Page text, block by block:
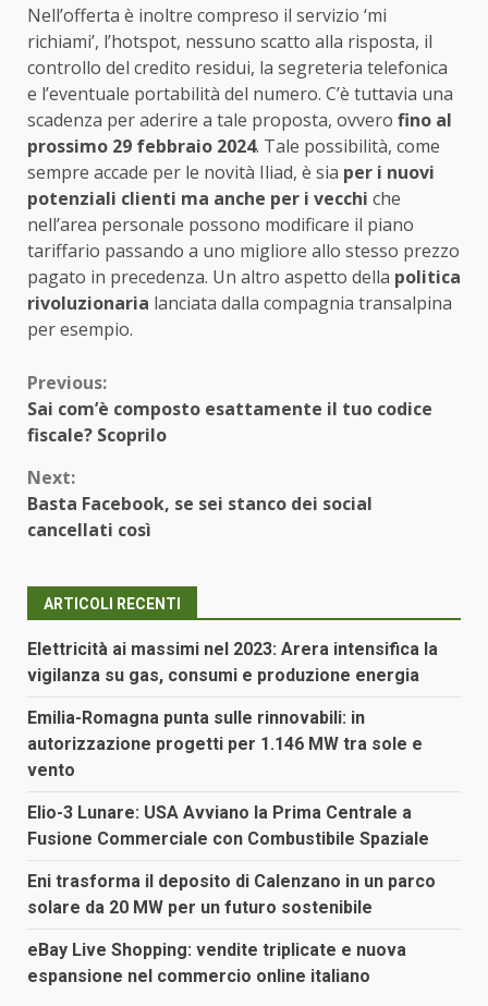
Nell’offerta è inoltre compreso il servizio ‘mi
richiami’, l’hotspot, nessuno scatto alla risposta, il
controllo del credito residui, la segreteria telefonica
e l’eventuale portabilità del numero. C’è tuttavia una
scadenza per aderire a tale proposta, ovvero fino al
prossimo 29 febbraio 2024. Tale possibilità, come
sempre accade per le novità Iliad, è sia per i nuovi
potenziali clienti ma anche per i vecchi che
nell’area personale possono modificare il piano
tariffario passando a uno migliore allo stesso prezzo
pagato in precedenza. Un altro aspetto della politica
rivoluzionaria lanciata dalla compagnia transalpina
per esempio.
Continue
Reading
Previous:
Sai com’è composto esattamente il tuo codice
fiscale? Scoprilo
Next:
Basta Facebook, se sei stanco dei social
cancellati così
ARTICOLI RECENTI
Elettricità ai massimi nel 2023: Arera intensifica la
vigilanza su gas, consumi e produzione energia
Emilia-Romagna punta sulle rinnovabili: in
autorizzazione progetti per 1.146 MW tra sole e
vento
Elio-3 Lunare: USA Avviano la Prima Centrale a
Fusione Commerciale con Combustibile Spaziale
Eni trasforma il deposito di Calenzano in un parco
solare da 20 MW per un futuro sostenibile
eBay Live Shopping: vendite triplicate e nuova
espansione nel commercio online italiano